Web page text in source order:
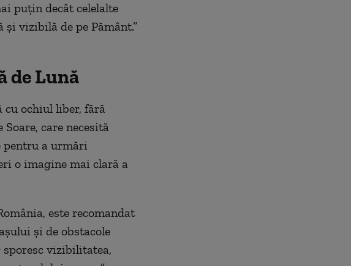
puțin decât celelalte
vizibilă de pe Pământ.”
de Lună
cu ochiul liber, fără
care necesită
pentru a urmări
o imagine mai clară a
este recomandat
și de obstacole
vizibilitatea,